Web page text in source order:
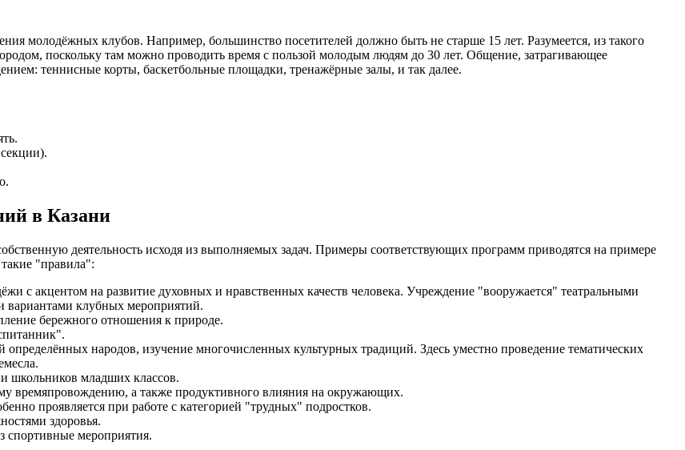
молодёжных клубов. Например, большинство посетителей должно быть не старше 15 лет. Разумеется, из такого
поскольку там можно проводить время с пользой молодым людям до 30 лет. Общение, затрагивающее
теннисные корты, баскетбольные площадки, тренажёрные залы, и так далее.
в Казани
деятельность исходя из выполняемых задач. Примеры соответствующих программ приводятся на примере
"правила":
с акцентом на развитие духовных и нравственных качеств человека. Учреждение "вооружается" театральными
вариантами клубных мероприятий.
бережного отношения к природе.
определённых народов, изучение многочисленных культурных традиций. Здесь уместно проведение тематических
школьников младших классов.
времяпровождению, а также продуктивного влияния на окружающих.
проявляется при работе с категорией "трудных" подростков.
здоровья.
спортивные мероприятия.